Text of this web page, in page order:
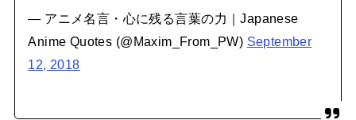
— アニメ名言・心に残る言葉の力｜Japanese
Anime Quotes (@Maxim_From_PW) September
12, 2018